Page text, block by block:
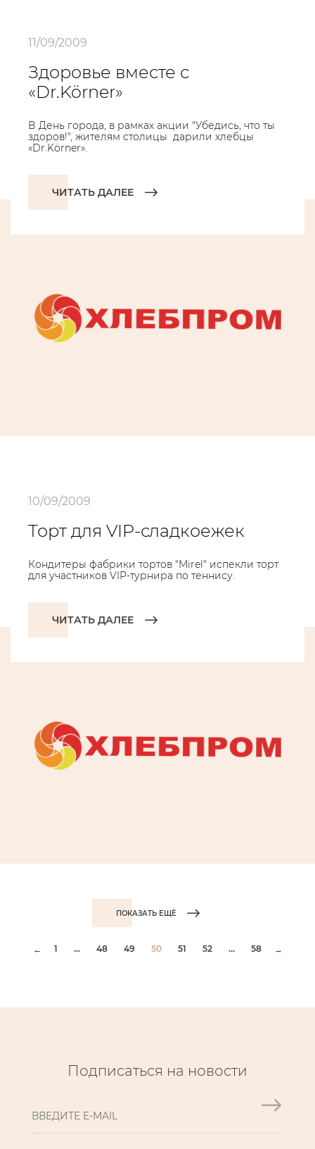
11/09/2009
Здоровье вместе с
«Dr.Körner»
В День города, в рамках акции "Убедись, что ты
здоров!", жителям столицы дарили хлебцы
«Dr.Körner».
ЧИТАТЬ ДАЛЕЕ
10/09/2009
Торт для VIP-сладкоежек
Кондитеры фабрики тортов "Mirel" испекли торт
для участников VIP-турнира по теннису.
ЧИТАТЬ ДАЛЕЕ
ПОКАЗАТЬ ЕЩЁ
← 1 ... 48 49 50 51 52 ... 58 →
Подписаться на новости